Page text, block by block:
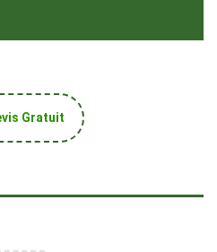
Gratuit Get
A